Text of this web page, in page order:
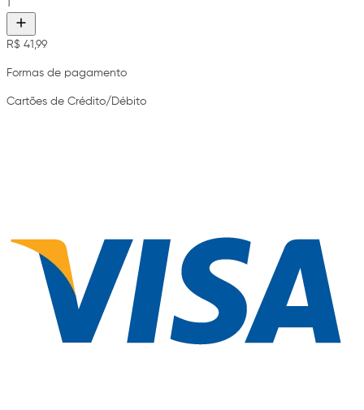
1
R$ 41,99
Formas de pagamento
Cartões de Crédito/Débito